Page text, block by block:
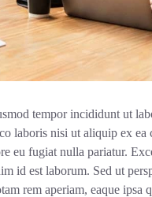
tempor incididunt ut
laboris nisi ut aliquip ex ea
eu fugiat nulla pariatur.
id est laborum. Sed ut
rem aperiam, eaque ipsa